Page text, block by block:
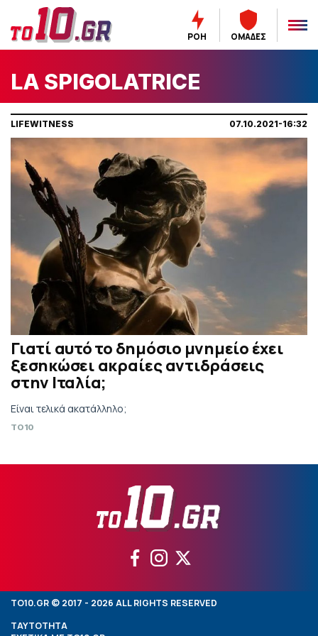
ΡΟΗ ΟΜΑΔΕΣ
LA SPIGOLATRICE
LIFEWITNESS 07.10.2021-16:32
Γιατί αυτό το δημόσιο μνημείο έχει
ξεσηκώσει ακραίες αντιδράσεις
στην Ιταλία;
Είναι τελικά ακατάλληλο;
TO10
TO10.GR © 2017 - 2026 ALL RIGHTS RESERVED
ΤΑΥΤΟΤΗΤΑ